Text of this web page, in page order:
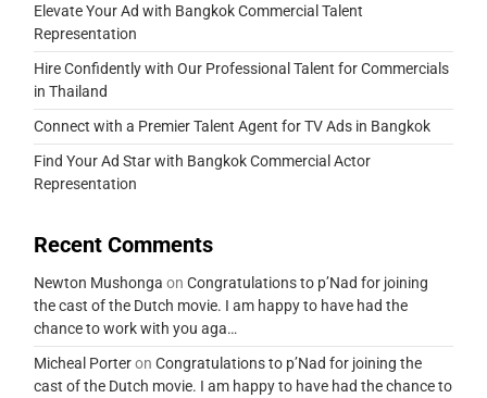
Elevate Your Ad with Bangkok Commercial Talent
Representation
Hire Confidently with Our Professional Talent for Commercials
in Thailand
Connect with a Premier Talent Agent for TV Ads in Bangkok
Find Your Ad Star with Bangkok Commercial Actor
Representation
Recent Comments
Newton Mushonga onCongratulations to p’Nad for joining
the cast of the Dutch movie. I am happy to have had the
chance to work with you aga…
Micheal PorteronCongratulations to p’Nad for joining the
cast of the Dutch movie. I am happy to have had the chance to